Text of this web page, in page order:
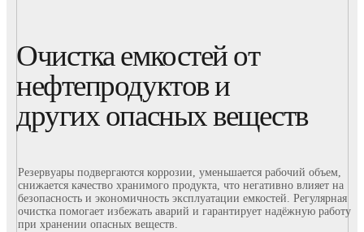
Очистка емкостей от
нефтепродуктов и
других опасных веществ
Резервуары подвергаются коррозии, уменьшается рабочий объем,
снижается качество хранимого продукта, что негативно влияет на
безопасность и экономичность эксплуатации емкостей. Регулярная
очистка помогает избежать аварий и гарантирует надёжную работу
при хранении опасных веществ.